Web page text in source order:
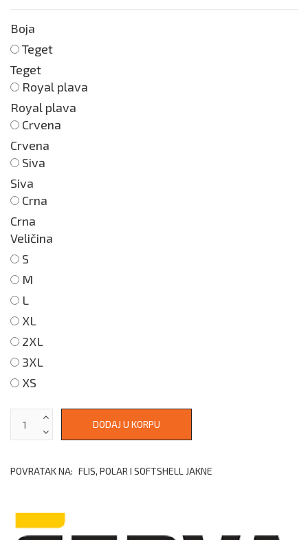
Boja
Teget
Teget
Royal plava
Royal plava
Crvena
Crvena
Siva
Siva
Crna
Crna
Veličina
S
M
L
XL
2XL
3XL
XS
POVRATAK NA: FLIS, POLAR I SOFTSHELL JAKNE